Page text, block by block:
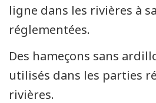
ligne dans les rivières à
réglementées.
Des hameçons sans
utilisés dans les parties
rivières.